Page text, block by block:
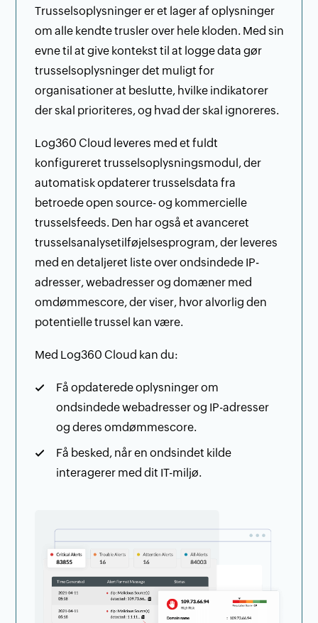
Trusselsoplysninger er et lager af oplysninger
om alle kendte trusler over hele kloden. Med sin
evne til at give kontekst til at logge data gør
trusselsoplysninger det muligt for
organisationer at beslutte, hvilke indikatorer
der skal prioriteres, og hvad der skal ignoreres.
Log360 Cloud leveres med et fuldt
konfigureret trusselsoplysningsmodul, der
automatisk opdaterer trusselsdata fra
betroede open source- og kommercielle
trusselsfeeds. Den har også et avanceret
trusselsanalysetilføjelsesprogram, der leveres
med en detaljeret liste over ondsindede IP-
adresser, webadresser og domæner med
omdømmescore, der viser, hvor alvorlig den
potentielle trussel kan være.
Med Log360 Cloud kan du:
Få opdaterede oplysninger om
ondsindede webadresser og IP-adresser
og deres omdømmescore.
Få besked, når en ondsindet kilde
interagerer med dit IT-miljø.